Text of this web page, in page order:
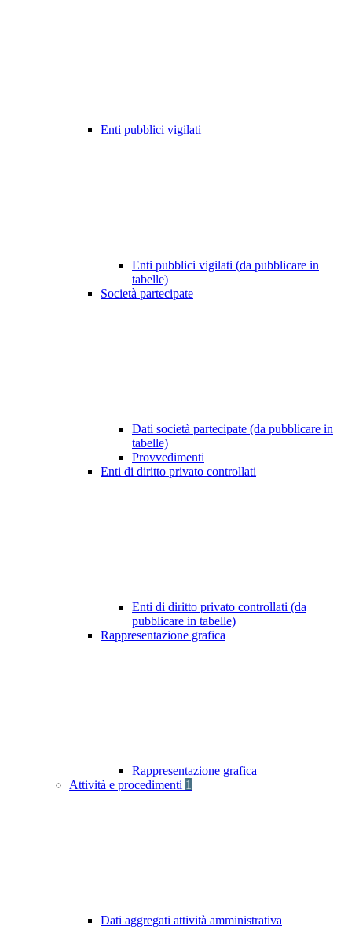
Enti pubblici vigilati
Enti pubblici vigilati (da pubblicare in
tabelle)
Società partecipate
Dati società partecipate (da pubblicare in
tabelle)
Provvedimenti
Enti di diritto privato controllati
Enti di diritto privato controllati (da
pubblicare in tabelle)
Rappresentazione grafica
Rappresentazione grafica
Attività e procedimenti 1
Dati aggregati attività amministrativa